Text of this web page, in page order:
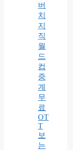
버
치
지
직
월
드
컵
중
계
무
료
OT
T
보
는